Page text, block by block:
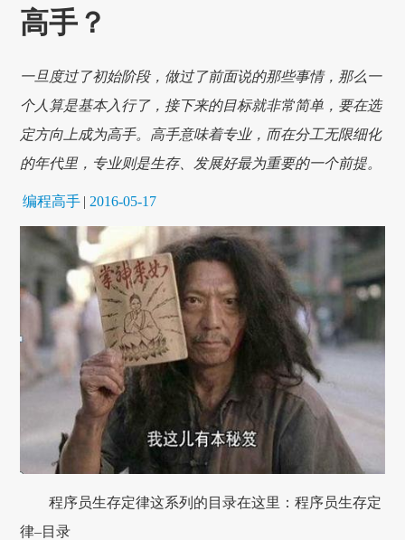
高手？
一旦度过了初始阶段，做过了前面说的那些事情，那么一
个人算是基本入行了，接下来的目标就非常简单，要在选
定方向上成为高手。高手意味着专业，而在分工无限细化
的年代里，专业则是生存、发展好最为重要的一个前提。
编程高手 | 2016-05-17
程序员生存定律这系列的目录在这里：程序员生存定
律–目录